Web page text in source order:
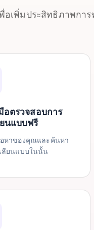
อเพิ่มประสิทธิภาพกา
อตรวจสอบการ
นแบบฟรี
หาของคุณและค้นหา
ลียนแบบในนั้น